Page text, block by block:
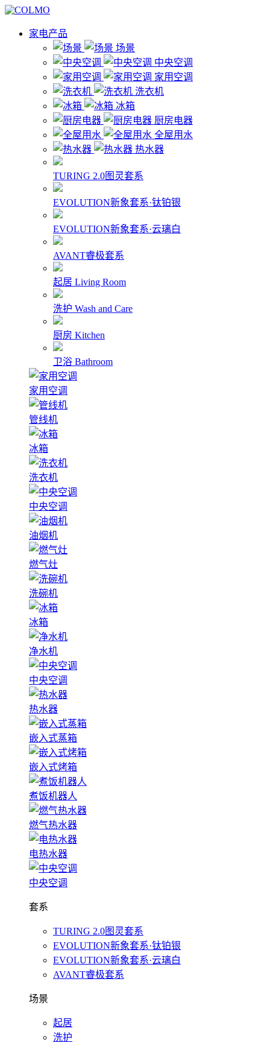
家电产品
场景
中央空调
家用空调
洗衣机
冰箱
厨房电器
全屋用水
热水器
TURING 2.0图灵套系
EVOLUTION新象套系·钛铂银
EVOLUTION新象套系·云璃白
AVANT睿极套系
起居 Living Room
洗护 Wash and Care
厨房 Kitchen
卫浴 Bathroom
家用空调
管线机
冰箱
洗衣机
中央空调
油烟机
燃气灶
洗碗机
冰箱
净水机
中央空调
热水器
嵌入式蒸箱
嵌入式烤箱
煮饭机器人
燃气热水器
电热水器
中央空调
套系
TURING 2.0图灵套系
EVOLUTION新象套系·钛铂银
EVOLUTION新象套系·云璃白
AVANT睿极套系
场景
起居
洗护